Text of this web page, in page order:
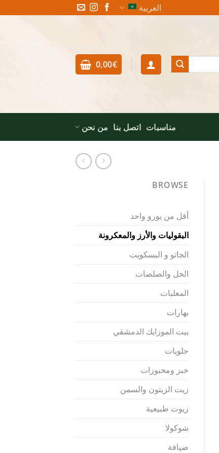
العربية
0,00€
مناسبات اتصل بنا من نحن
BROWSE
أقل من يورو واحد
البقوليات والأرز والمعكرونة
الجاتو و البسكويت
الخل والصلصات
المعلبات
بهارات
بيت الموزايك الدمشقي
حلويات
خبز ومخبوزات
زيت الزيتون والسمن
زيوت طبيعية
شوكولا
ضيافة